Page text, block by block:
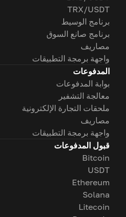
TRX/USDT
برنامج الوسيط
برنامج صانع السوق
مصاريف
واجهة برمجة التطبيقات
المدفوعات
بوابة المدفوعات
معالجة التشفير
ملحقات التجارة الإلكترونية
مصاريف
واجهة برمجة التطبيقات
قبول المدفوعات
Bitcoin
USDT
Ethereum
Solana
Litecoin